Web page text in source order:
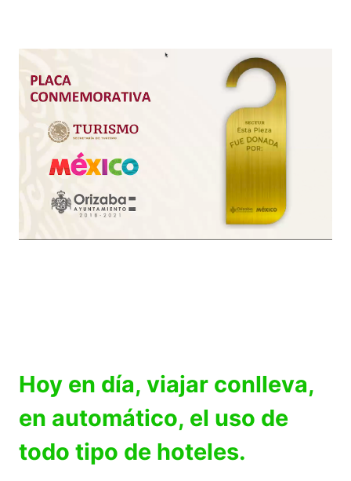
Hoy en día, viajar conlleva,
en automático, el uso de
todo tipo de hoteles.